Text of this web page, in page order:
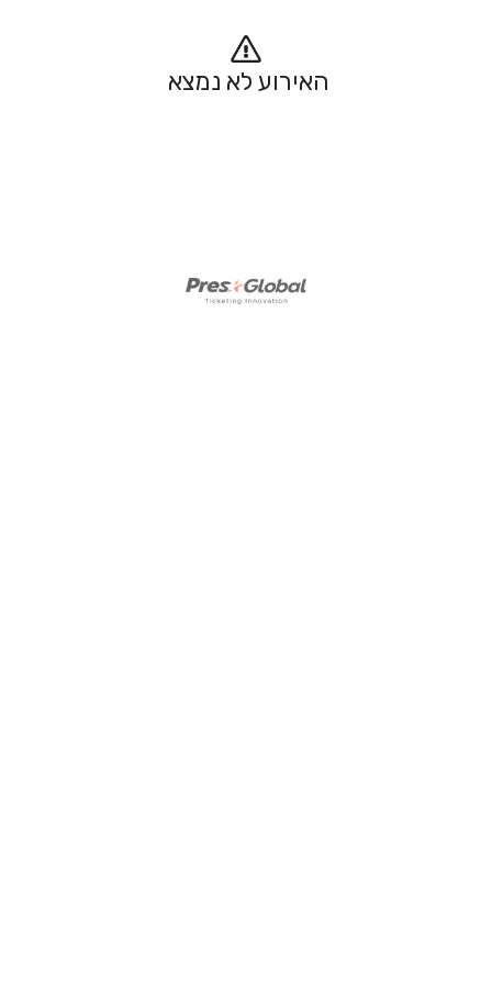
האירוע לא נמצא